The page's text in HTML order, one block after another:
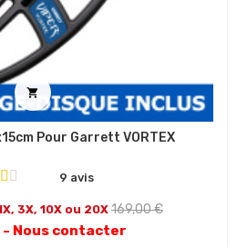

Pour Garrett VORTEX
9 avis
3X, 10X ou 20X Prix
169,00 €
- Nous contacter